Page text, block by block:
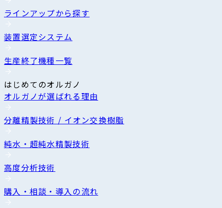
ラインアップから探す
装置選定システム
生産終了機種一覧
はじめてのオルガノ
オルガノが選ばれる理由
分離精製技術 / イオン交換樹脂
純水・超純水精製技術
高度分析技術
購入・相談・導入の流れ